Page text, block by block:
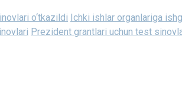
o‘tkazildi Ichki ishlar organlariga
Prezident grantlari uchun test